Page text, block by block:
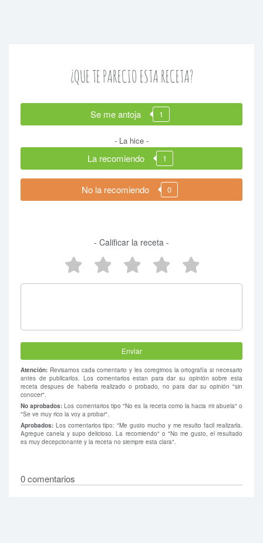
¿QUE TE PARECIO ESTA RECETA?
Se me antoja 1
- La hice -
La recomiendo 1
No la recomiendo 0
- Calificar la receta -
2 estrellas
3 estrellas
4 estrellas
5 estrellas
Atención: Revisamos cada comentario y les coregimos la ortografía si necesario
antes de publicarlos. Los comentarios estan para dar su opinión sobre esta
receta despues de haberla realizado o probado, no para dar su opinión "sin
conocer".
No aprobados:Los comentarios tipo "No es la receta como la hacia mi abuela" o
"Se ve muy rico la voy a probar".
Aprobados: Los comentarios tipo: "Me gusto mucho y me resulto facil realizarla.
Agregue canela y supo delicioso. La recomiendo" o "No me gusto, el resultado
es muy decepcionante y la receta no siempre esta clara".
0 comentarios